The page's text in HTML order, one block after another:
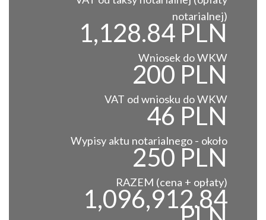
notarialnej)
1,128.84 PLN
Wniosek do WKW
200 PLN
VAT od wniosku do WKW
46 PLN
Wypisy aktu notarialnego - około
250 PLN
RAZEM (cena + opłaty)
1,096,912.84